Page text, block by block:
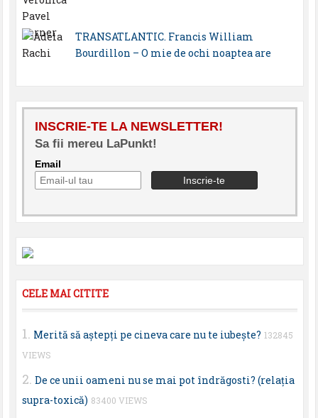
TRANSATLANTIC. Francis William
Bourdillon – O mie de ochi noaptea are
INSCRIE-TE LA NEWSLETTER!
Sa fii mereu LaPunkt!
Email
CELE MAI CITITE
Merită să aştepţi pe cineva care nu te iubeşte? 132845
VIEWS
De ce unii oameni nu se mai pot îndrăgosti? (relaţia
supra-toxică) 83400 VIEWS